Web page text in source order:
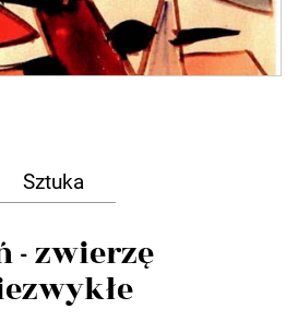
Sztuka
- zwierzę